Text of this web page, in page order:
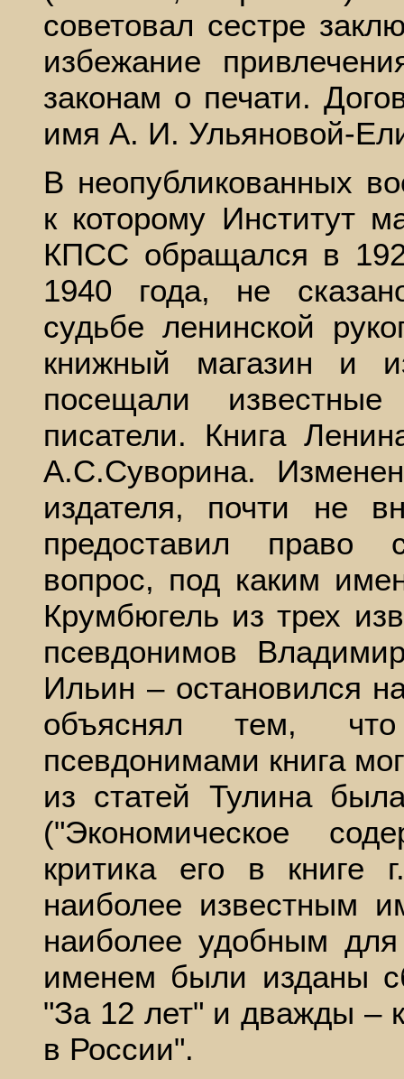
советовал сестре
избежание
законам о печати.
имя А. И. Ульяновой-
В неопубликованных
к которому Институт
КПСС обращался в
1940 года, не
судьбе ленинской
книжный магазин и
посещали
писатели. Книга
А.С.Суворина.
издателя, почти не
предоставил право
вопрос, под каким
Крумбюгель из трех
псевдонимов
Ильин – остановился
объяснял тем,
псевдонимами книга
из статей Тулина
("Экономическое
критика его в
наиболее известным
наиболее удобным
именем были изданы
"За 12 лет" и дважды –
в России".